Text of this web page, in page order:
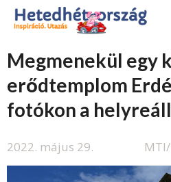
Megmenekül egy
erődtemplom
fotókon a
2022. május 29.